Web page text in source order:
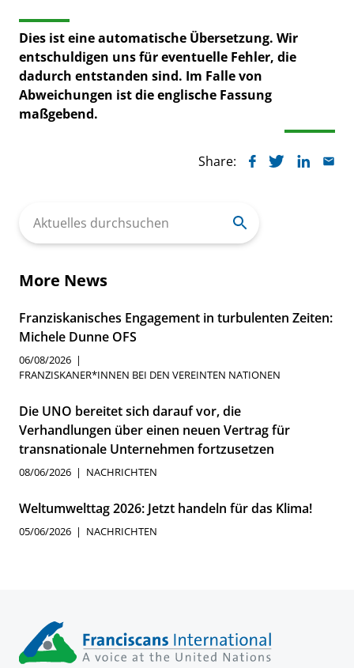
Dies ist eine automatische Übersetzung. Wir
entschuldigen uns für eventuelle Fehler, die
dadurch entstanden sind. Im Falle von
Abweichungen ist die englische Fassung
maßgebend.
Share:
for:
More News
Franziskanisches Engagement in turbulenten Zeiten:
Michele Dunne OFS
06/08/2026
FRANZISKANER*INNEN BEI DEN VEREINTEN NATIONEN
Die UNO bereitet sich darauf vor, die
Verhandlungen über einen neuen Vertrag für
transnationale Unternehmen fortzusetzen
08/06/2026 NACHRICHTEN
Weltumwelttag 2026: Jetzt handeln für das Klima!
05/06/2026 NACHRICHTEN